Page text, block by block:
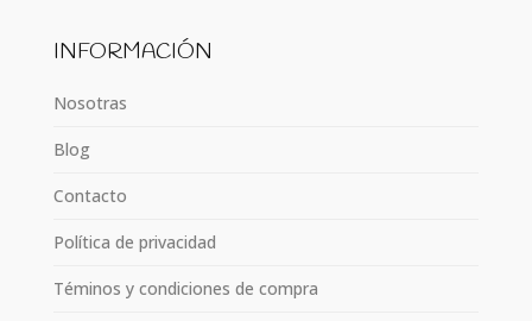
INFORMACIÓN
Nosotras
Blog
Contacto
Política de privacidad
Téminos y condiciones de compra